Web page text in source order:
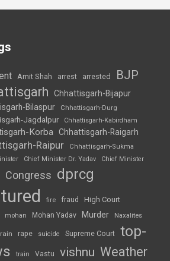
Amit Shah arrest arrested BJP
Chhattisgarh-Bijapur
Bilaspur
Chhattisgarh-Durg
Jagdalpur Chhattisgarh-Kabirdham
Korba Chhattisgarh-Raigarh
Raipur
Chhattisgarh-Sukma
Chief Minister Dr. Yadav Chief Minister
Congress dprcg
fire fraud High Court
mohan Mohan Yadav Murder Naxalites
rain rape suicide Supreme Court top-
train Vastu vishnu Weather